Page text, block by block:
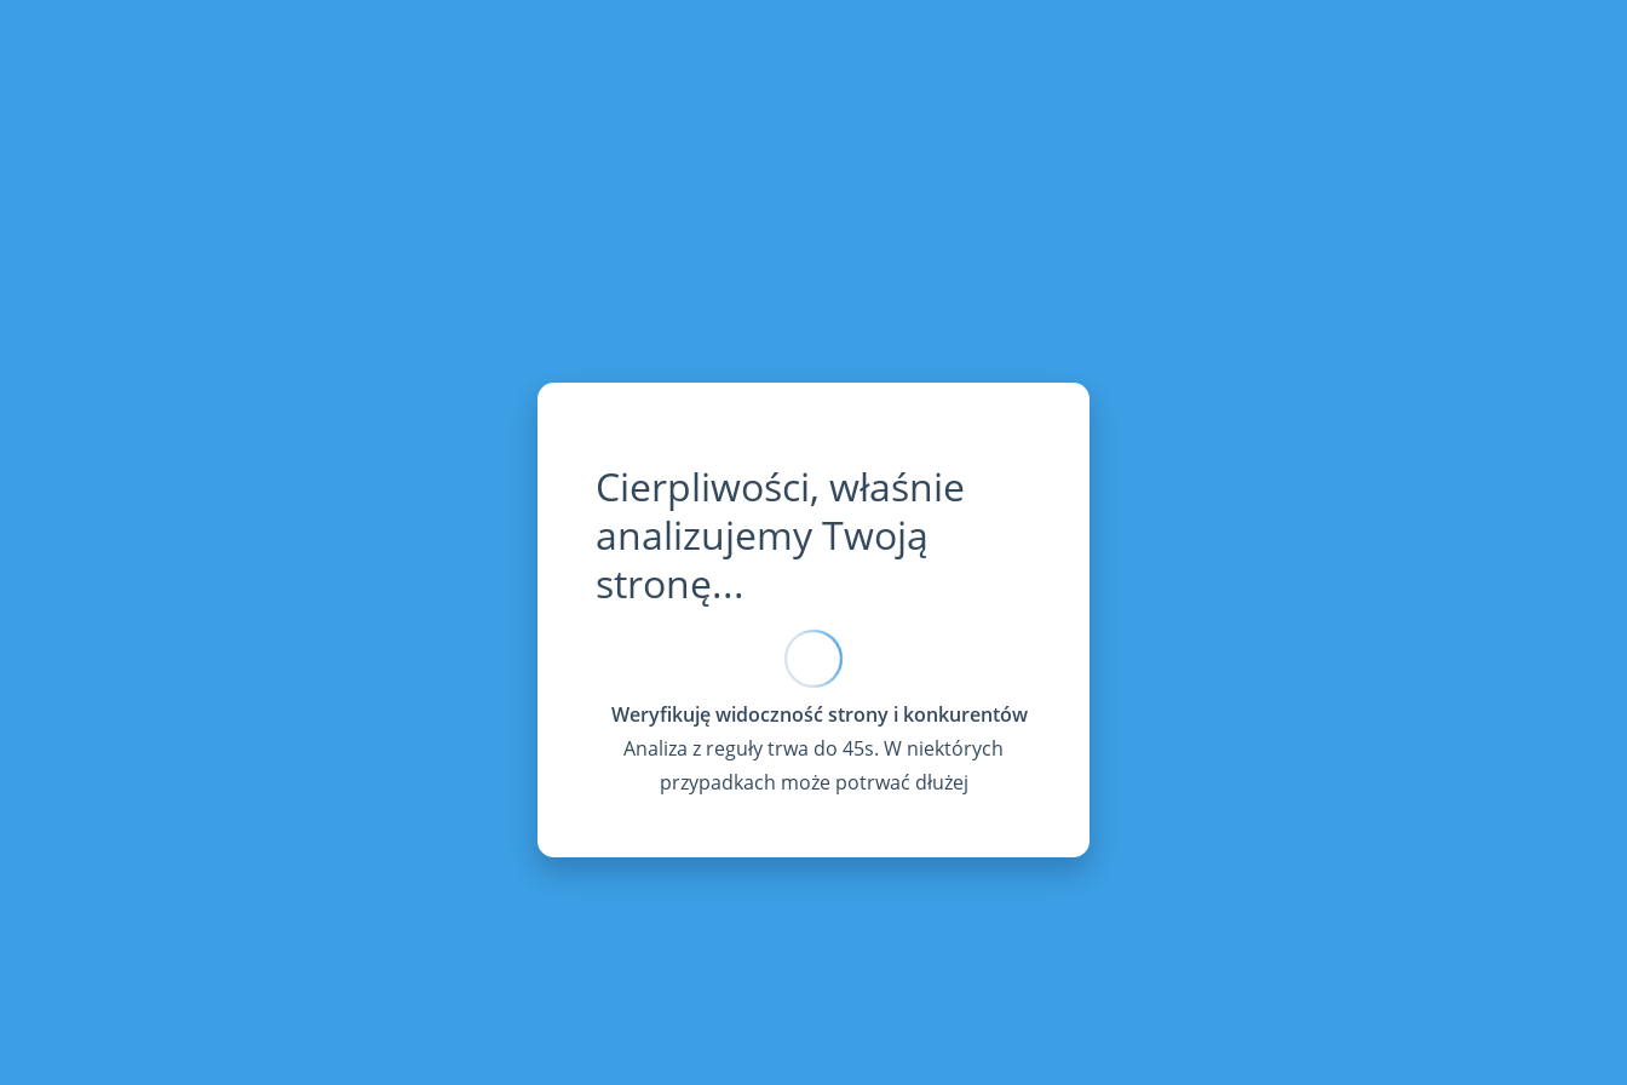
Cierpliwości, właśnie
analizujemy Twoją
stronę...
Analiza z reguły trwa do 45s. W niektórych
przypadkach może potrwać dłużej